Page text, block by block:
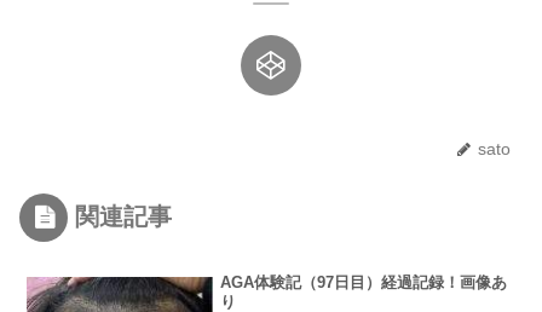
sato
関連記事
AGA体験記（97日目）経過記録！画像あ
り